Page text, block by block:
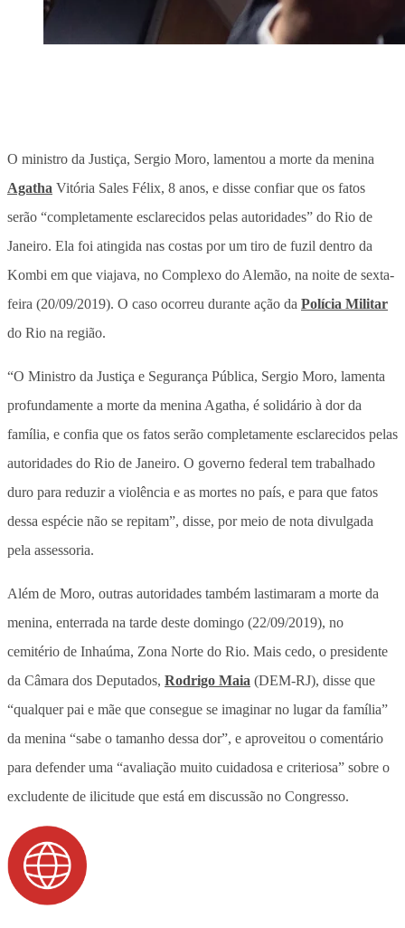
O ministro da Justiça, Sergio Moro, lamentou a morte da menina
Agatha Vitória Sales Félix, 8 anos, e disse confiar que os fatos
serão “completamente esclarecidos pelas autoridades” do Rio de
Janeiro. Ela foi atingida nas costas por um tiro de fuzil dentro da
Kombi em que viajava, no Complexo do Alemão, na noite de sexta-
feira (20/09/2019). O caso ocorreu durante ação da Polícia Militar
do Rio na região.
“O Ministro da Justiça e Segurança Pública, Sergio Moro, lamenta
profundamente a morte da menina Agatha, é solidário à dor da
família, e confia que os fatos serão completamente esclarecidos pelas
autoridades do Rio de Janeiro. O governo federal tem trabalhado
duro para reduzir a violência e as mortes no país, e para que fatos
dessa espécie não se repitam”, disse, por meio de nota divulgada
pela assessoria.
Além de Moro, outras autoridades também lastimaram a morte da
menina, enterrada na tarde deste domingo (22/09/2019), no
cemitério de Inhaúma, Zona Norte do Rio. Mais cedo, o presidente
da Câmara dos Deputados, Rodrigo Maia (DEM-RJ), disse que
“qualquer pai e mãe que consegue se imaginar no lugar da família”
da menina “sabe o tamanho dessa dor”, e aproveitou o comentário
para defender uma “avaliação muito cuidadosa e criteriosa” sobre o
excludente de ilicitude que está em discussão no Congresso.